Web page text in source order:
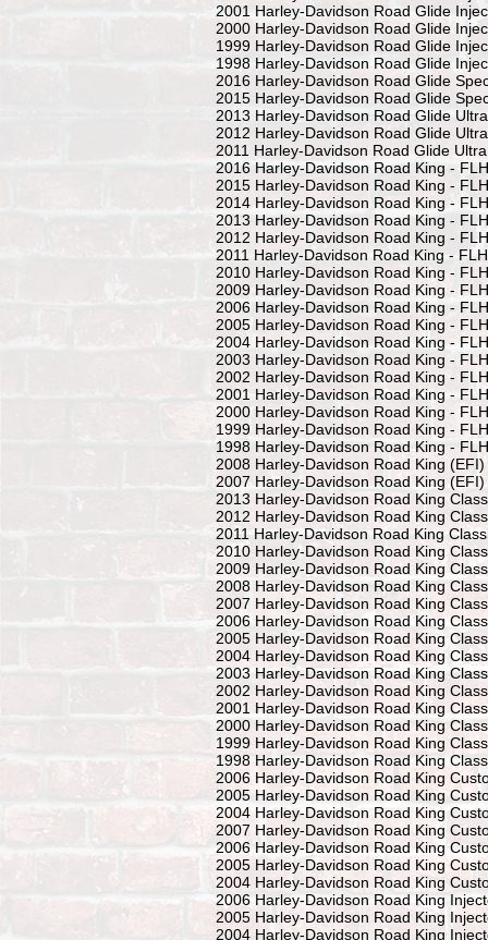
2001 Harley-Davidson Road Glide
2000 Harley-Davidson Road Glide
1999 Harley-Davidson Road Glide
1998 Harley-Davidson Road Glide
2016 Harley-Davidson Road Glide
2015 Harley-Davidson Road Glide
2013 Harley-Davidson Road Glide
2012 Harley-Davidson Road Glide
2011 Harley-Davidson Road Glide
2016 Harley-Davidson Road King -
2015 Harley-Davidson Road King -
2014 Harley-Davidson Road King -
2013 Harley-Davidson Road King -
2012 Harley-Davidson Road King -
2011 Harley-Davidson Road King -
2010 Harley-Davidson Road King -
2009 Harley-Davidson Road King -
2006 Harley-Davidson Road King -
2005 Harley-Davidson Road King -
2004 Harley-Davidson Road King -
2003 Harley-Davidson Road King -
2002 Harley-Davidson Road King -
2001 Harley-Davidson Road King -
2000 Harley-Davidson Road King -
1999 Harley-Davidson Road King -
1998 Harley-Davidson Road King -
2008 Harley-Davidson Road King
2007 Harley-Davidson Road King
2013 Harley-Davidson Road King
2012 Harley-Davidson Road King
2011 Harley-Davidson Road King
2010 Harley-Davidson Road King
2009 Harley-Davidson Road King
2008 Harley-Davidson Road King
2007 Harley-Davidson Road King
2006 Harley-Davidson Road King
2005 Harley-Davidson Road King
2004 Harley-Davidson Road King
2003 Harley-Davidson Road King
2002 Harley-Davidson Road King
2001 Harley-Davidson Road King
2000 Harley-Davidson Road King
1999 Harley-Davidson Road King
1998 Harley-Davidson Road King
2006 Harley-Davidson Road King
2005 Harley-Davidson Road King
2004 Harley-Davidson Road King
2007 Harley-Davidson Road King
2006 Harley-Davidson Road King
2005 Harley-Davidson Road King
2004 Harley-Davidson Road King
2006 Harley-Davidson Road King
2005 Harley-Davidson Road King
2004 Harley-Davidson Road King